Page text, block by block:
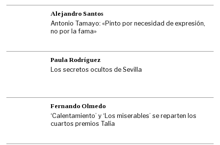
Alejandro Santos
Antonio Tamayo: «Pinto por necesidad de expresión,
no por la fama»
Paula Rodríguez
Los secretos ocultos de Sevilla
Fernando Olmedo
‘Calentamiento’ y ‘Los miserables’ se reparten los
cuartos premios Talía